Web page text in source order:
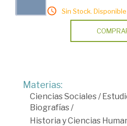
Sin Stock.
Materias:
Ciencias Sociales/
Biografías/
Historia y Ciencias